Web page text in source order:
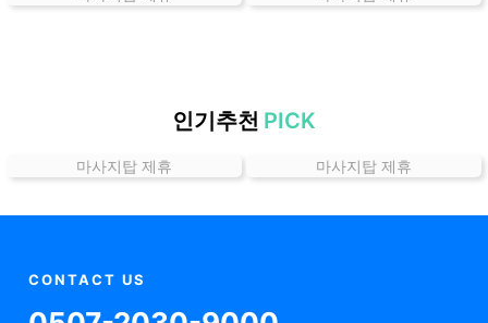
는
할
정
인기추천 PICK
마사지탑 제휴 마사지탑 제휴
CONTACT US